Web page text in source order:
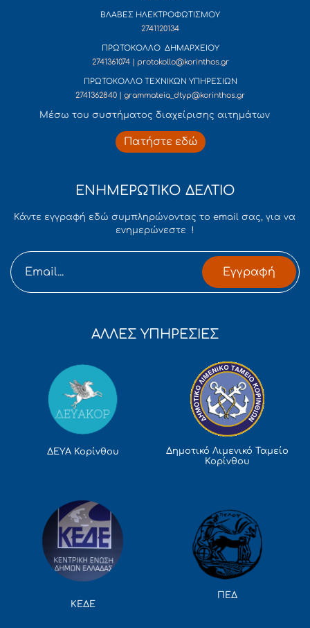
ΒΛΑΒΕΣ ΗΛΕΚΤΡΟΦΩΤΙΣΜΟΥ
2741120134
ΠΡΩΤΟΚΟΛΛΟ ΔΗΜΑΡΧΕΙΟΥ
2741361074 | protokollo@korinthos.gr
ΠΡΩΤΟΚΟΛΛΟ ΤΕΧΝΙΚΩΝ ΥΠΗΡΕΣΙΩΝ
2741362840 | grammateia_dtyp@korinthos.gr
Mέσω του συστήματος διαχείρισης αιτημάτων
Πατήστε εδώ
ΕΝΗΜΕΡΩΤΙΚΟ ΔΕΛΤΙΟ
Κάντε εγγραφή εδώ συμπληρώνοντας το email σας, για να
ενημερώνεστε !
Εγγραφή
ΑΛΛΕΣ ΥΠΗΡΕΣΙΕΣ
ΔΕΥΑ Κορίνθου
Δημοτικό Λιμενικό Ταμείο
Κορίνθου
ΚΕΔΕ
ΠΕΔ